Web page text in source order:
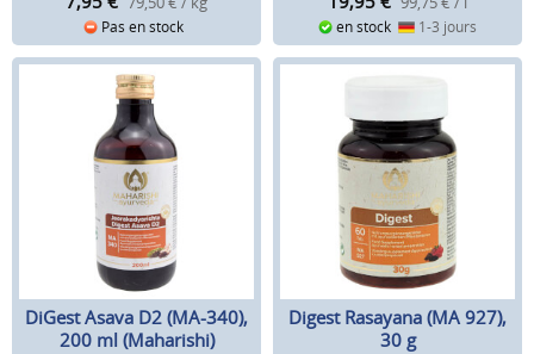
Pas en stock en stock 1-3 jours
DiGest Asava D2 (MA-340),
200 ml (Maharishi)
Digest Rasayana (MA 927),
30 g